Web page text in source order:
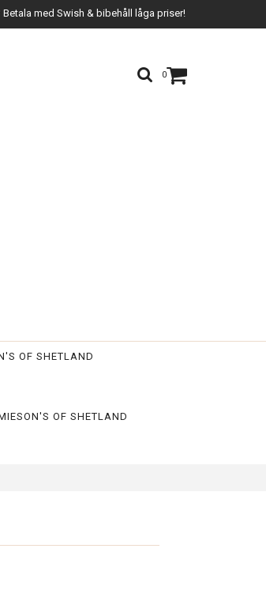
Betala med Swish & bibehåll låga priser!
0
OF SHETLAND
OF SHETLAND